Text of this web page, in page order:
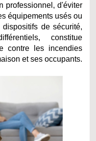
professionnel, d'éviter
équipements usés ou
dispositifs de sécurité,
constitue
contre les incendies
et ses occupants.